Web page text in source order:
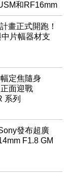
和RF16mm
畫正式開跑！
片幅器材支
定焦隨身
面迎戰
系列
發布超廣
F1.8 GM